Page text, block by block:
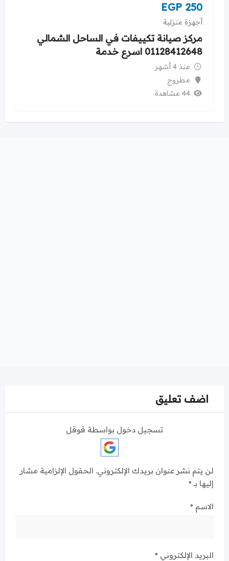
الشمالي
صيانة تكييفات كاريير في
01128412648 افضل خدمة
اضف تعليق
تسجيل دخول بواسطة قوقل
لن يتم نشر عنوان بريدك الإلكتروني. الحقول الإلزامية مشار
إليها بـ*
الاسم *
البريد الإلكتروني *